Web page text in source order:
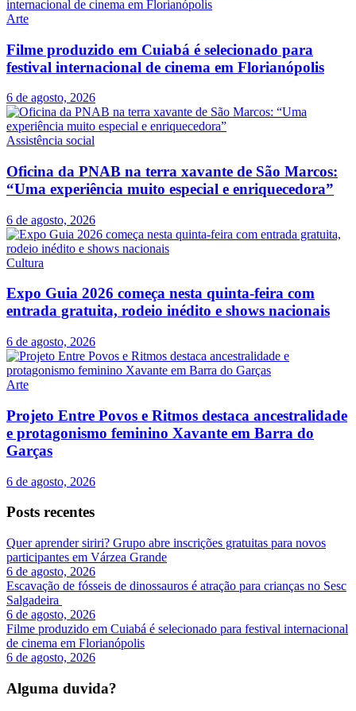
Arte
Filme produzido em Cuiabá é selecionado para
festival internacional de cinema em Florianópolis
6 de agosto, 2026
Assistência social
Oficina da PNAB na terra xavante de São Marcos:
“Uma experiência muito especial e enriquecedora”
6 de agosto, 2026
Cultura
Expo Guia 2026 começa nesta quinta-feira com
entrada gratuita, rodeio inédito e shows nacionais
6 de agosto, 2026
Arte
Projeto Entre Povos e Ritmos destaca ancestralidade
e protagonismo feminino Xavante em Barra do
Garças
6 de agosto, 2026
Posts recentes
Quer aprender siriri? Grupo abre inscrições gratuitas para novos
participantes em Várzea Grande
6 de agosto, 2026
Escavação de fósseis de dinossauros é atração para crianças no Sesc
Salgadeira
6 de agosto, 2026
Filme produzido em Cuiabá é selecionado para festival internacional
de cinema em Florianópolis
6 de agosto, 2026
Alguma duvida?